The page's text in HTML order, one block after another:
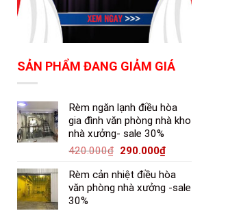
SẢN PHẨM ĐANG GIẢM GIÁ
Rèm ngăn lạnh điều hòa
gia đình văn phòng nhà kho
nhà xưởng- sale 30%
420.000₫ 290.000₫
Rèm cản nhiệt điều hòa
văn phòng nhà xưởng -sale
30%